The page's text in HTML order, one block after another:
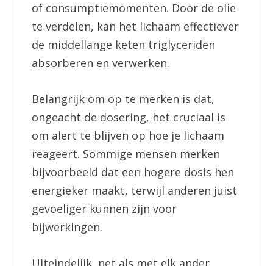
of consumptiemomenten. Door de olie
te verdelen, kan het lichaam effectiever
de middellange keten triglyceriden
absorberen en verwerken.
Belangrijk om op te merken is dat,
ongeacht de dosering, het cruciaal is
om alert te blijven op hoe je lichaam
reageert. Sommige mensen merken
bijvoorbeeld dat een hogere dosis hen
energieker maakt, terwijl anderen juist
gevoeliger kunnen zijn voor
bijwerkingen.
Uiteindelijk, net als met elk ander